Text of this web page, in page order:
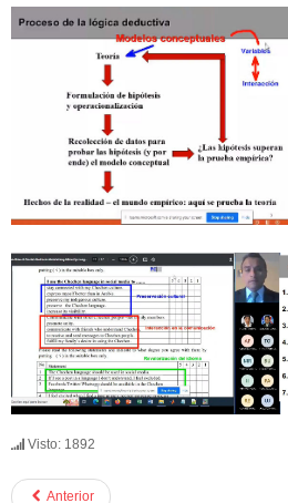
Visto: 1892
Anterior